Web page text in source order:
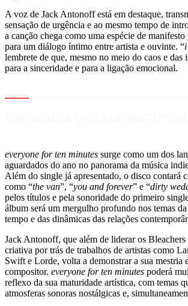
A voz de Jack Antonoff está em destaque,
sensação de urgência e ao mesmo tempo de
a canção chega como uma espécie de
para um diálogo íntimo entre artista e ouvinte. “
lembrete de que, mesmo no meio do caos e das
para a sinceridade e para a ligação emocional.
everyone for ten minutes surge como um dos
aguardados do ano no panorama da música
Além do single já apresentado, o disco contará
como “the van”, “you and forever” e “dirty
pelos títulos e pela sonoridade do primeiro
álbum será um mergulho profundo nos temas
tempo e das dinâmicas das relações
Jack Antonoff, que além de liderar os
criativa por trás de trabalhos de artistas como
Swift e Lorde, volta a demonstrar a sua mestria
compositor. everyone for ten minutes poderá
reflexo da sua maturidade artística, com temas
atmosferas sonoras nostálgicas e,